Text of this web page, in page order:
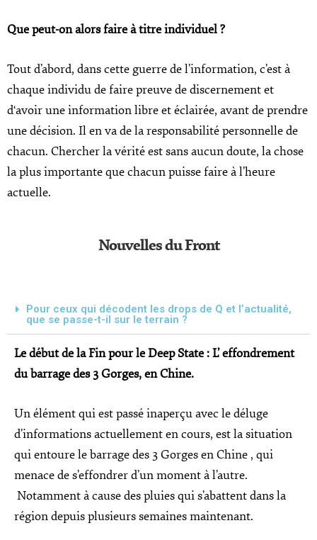
Que peut-on alors faire à titre individuel ?
Tout d’abord, dans cette guerre de l’information, c’est à
chaque individu de faire preuve de discernement et
d‘avoir une information libre et éclairée, avant de prendre
une décision. Il en va de la responsabilité personnelle de
chacun. Chercher la vérité est sans aucun doute, la chose
la plus importante que chacun puisse faire à l’heure
actuelle.
Nouvelles du Front
Pour ceux qui décodent les drops de Q et l’actualité,
que se passe-t-il sur le terrain ?
Le début de la Fin pour le Deep State : L’ effondrement
du barrage des 3 Gorges, en Chine.
Un élément qui est passé inaperçu avec le déluge
d’informations actuellement en cours, est la situation
qui entoure le barrage des 3 Gorges en Chine , qui
menace de s’effondrer d’un moment à l’autre.
Notamment à cause des pluies qui s’abattent dans la
région depuis plusieurs semaines maintenant.